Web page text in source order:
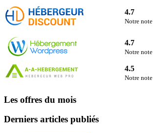
4.7
Notre note
4.7
Notre note
4.5
Notre note
Les offres du mois
Derniers articles publiés